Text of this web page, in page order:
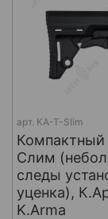
арт. KA-T-Slim
Компактный
Слим
следы
уценка),
K.Arma